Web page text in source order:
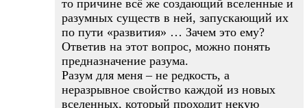
то причине всё же создающий вселенные и
разумных существ в ней, запускающий их
по пути «развития» … Зачем это ему?
Ответив на этот вопрос, можно понять
предназначение разума.
Разум для меня – не редкость, а
неразрывное свойство каждой из новых
вселенных, который проходит некую